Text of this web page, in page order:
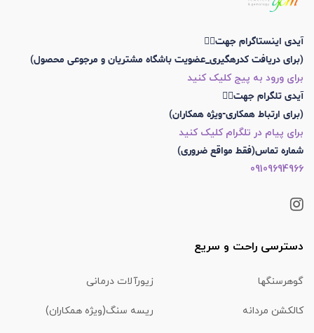
آیدی اینستاگرام جهت👇🏼
(برای دریافت کدرهگیری_عضویت باشگاه مشتریان و مرجوعی محصول)
برای ورود به پیج کلیک کنید
آیدی تلگرام جهت👇🏼
(برای ارتباط همکاری-ویژه همکاران)
برای پیام در تلگرام کلیک کنید
شماره تماس(فقط مواقع ضروری)
09109694966
دسترسی راحت و سریع
گوهرسنگها زیورآلات درمانی
کالکشن مردانه ریسه سنگ(ویژه همکاران)